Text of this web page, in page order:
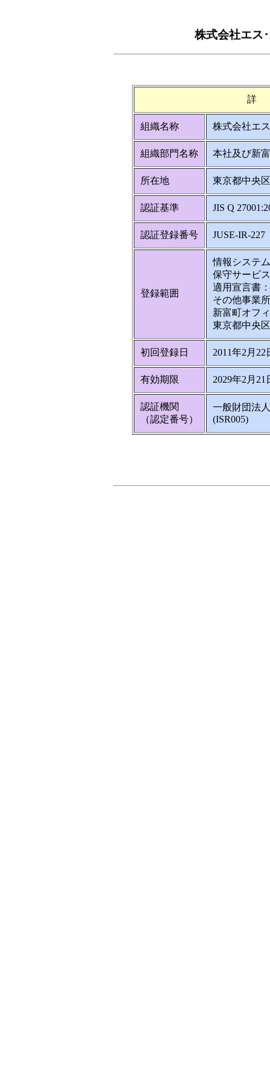
株式会社エス
詳
組織名称 株式会社エ
組織部門名称 本社及び新
所在地 東京都中央
認証基準 JIS Q
認証登録番号 JUSE-IR-227
登録範囲
情報システ
保守サービス
適用宣言書
その他事業
新富町オフ
東京都中央
初回登録日 2011年2月22
有効期限 2029年2月21
認証機関
（認定番号）
一般財団法
(ISR005)